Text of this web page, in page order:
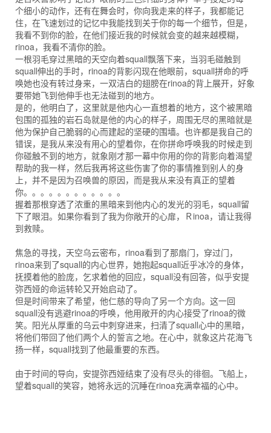
个细小的动作，还有在舞会时，你向我走来的样子，我都能记
住，在飞速划过的记忆中我能找到关于你的每一个细节，但是，
我看不到你的脸，在他们接近我的时候就会变的越来越模糊，
rinoa，我看不清你的脸。
一根羽毛穿过黑暗的天空向着squall飘落下来，当羽毛碰触到
squall伸出的手时，rinoa的背影闪现在他眼前，squall拼命的呼
唤她也没有转过身来，一双洁白的翅膀在rinoa的背上展开，好象
要带她飞到他伸手也无法碰到的地方。
是的，他明白了，这里就是他内心一直想着的地方，这个被黑暗
包围的孤独的岩石岛就是他的内心的样子，周围无尽的黑暗就是
他为保护自己脆弱的心而建起的坚硬的围墙。也许都是我自己的
错误，是我从来没有用心的望着你，在你拼命呼唤我的时候走到
你碰触不到的地方，就象刚才那一幕中你用的你的背影向着渴望
帮助的我一样，然后我再将这些伤害了你的事情推到别人的身
上，并不是因为召唤兽的原因，而是我从来没有真正的望着
你。。。。。。。。。。。。
握着那根穿透了浓重的黑暗来到他内心的发光的羽毛，squall留
下了眼泪。如果你看到了我为你敞开的心扉，Ｒinoa，请让我得
到救赎。
焦急的寻找，天空乌云密布，rinoa看到了那扇门，穿过门，
rinoa来到了squall的内心世界，她抱起squall近乎冰冷的身体，
抚摸着他的脸庞，乞求着他的回应，squall没有回答，似乎安提
弥西娅的命运转轮又开始启动了。
但是时间带来了希望，他仁慈的导向了另一个方向。这一回
squall没有逃避rinoa的呼唤，他用敞开的内心接受了rinoa的微
笑。阳光从厚重的乌云中刺穿进来，扫清了squall心中的黑暗，
将他们带回了他们两个人的誓言之地。在心中，就象这片花海飞
扬一样，squall找到了他最重要的东西。
由于时间的导向，安提弥西娅结束了没有尽头的徘徊。飞船上，
望着squall的笑容，她将永远的沉睡在rinoa充满幸福的心中。